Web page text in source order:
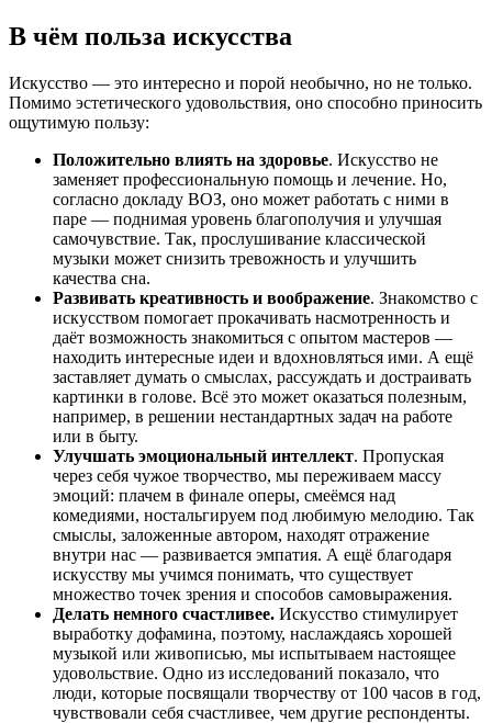
В чём польза искусства
Искусство — это интересно и порой необычно, но не только.
Помимо эстетического удовольствия, оно способно приносить
ощутимую пользу:
Положительно влиять на здоровье. Искусство не
заменяет профессиональную помощь и лечение. Но,
согласно докладу ВОЗ, оно может работать с ними в
паре — поднимая уровень благополучия и улучшая
самочувствие. Так, прослушивание классической
музыки может снизить тревожность и улучшить
качества сна.
Развивать креативность и воображение. Знакомство с
искусством помогает прокачивать насмотренность и
даёт возможность знакомиться с опытом мастеров —
находить интересные идеи и вдохновляться ими. А ещё
заставляет думать о смыслах, рассуждать и достраивать
картинки в голове. Всё это может оказаться полезным,
например, в решении нестандартных задач на работе
или в быту.
Улучшать эмоциональный интеллект. Пропуская
через себя чужое творчество, мы переживаем массу
эмоций: плачем в финале оперы, смеёмся над
комедиями, ностальгируем под любимую мелодию. Так
смыслы, заложенные автором, находят отражение
внутри нас — развивается эмпатия. А ещё благодаря
искусству мы учимся понимать, что существует
множество точек зрения и способов самовыражения.
Делать немного счастливее. Искусство стимулирует
выработку дофамина, поэтому, наслаждаясь хорошей
музыкой или живописью, мы испытываем настоящее
удовольствие. Одно из исследований показало, что
люди, которые посвящали творчеству от 100 часов в год,
чувствовали себя счастливее, чем другие респонденты.